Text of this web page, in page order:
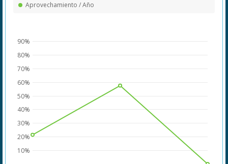
Aprovechamiento / Año
10%
20%
30%
40%
50%
60%
70%
80%
90%